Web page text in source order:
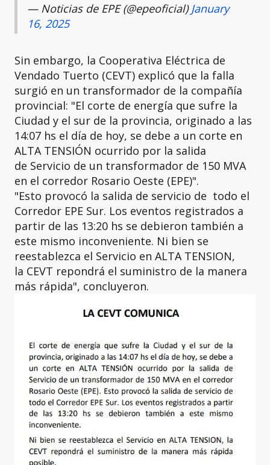
— Noticias de EPE (@epeoficial)January
16, 2025
Sin embargo, la Cooperativa Eléctrica de
Vendado Tuerto (CEVT) explicó que la falla
surgió en un transformador de la compañía
provincial: "El corte de energía que sufre la
Ciudad y el sur de la provincia, originado a las
14:07 hs el día de hoy, se debe a un corte en
ALTA TENSIÓN ocurrido por la salida
de Servicio de un transformador de 150 MVA
en el corredor Rosario Oeste (EPE)".
"Esto provocó la salida de servicio de todo el
Corredor EPE Sur. Los eventos registrados a
partir de las 13:20 hs se debieron también a
este mismo inconveniente. Ni bien se
reestablezca el Servicio en ALTA TENSION,
la CEVT repondrá el suministro de la manera
más rápida", concluyeron.